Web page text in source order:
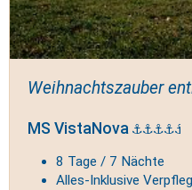
Weihnachtszauber
MS VistaNova
8 Tage / 7 Nächte
Alles-Inklusive